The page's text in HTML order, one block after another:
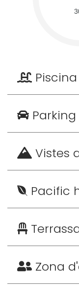
Piscina
Parking
Vistes
Pacific
Zona